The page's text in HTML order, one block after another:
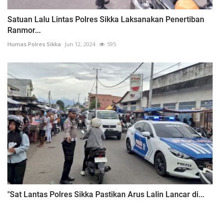
Satuan Lalu Lintas Polres Sikka Laksanakan Penertiban
Ranmor...
Humas Polres Sikka Jun 12, 2024 595
"Sat Lantas Polres Sikka Pastikan Arus Lalin Lancar di...